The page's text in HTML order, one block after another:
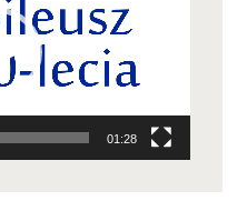
01:28